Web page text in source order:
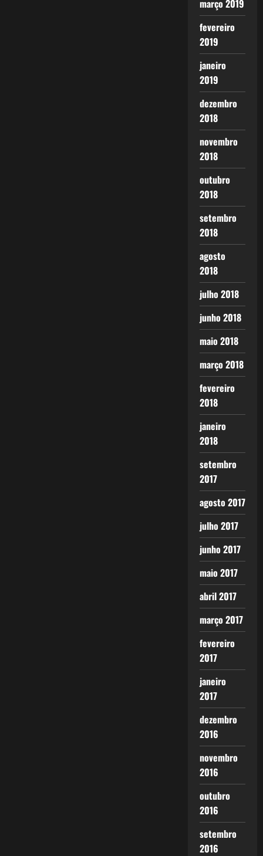
março 2019
fevereiro
2019
janeiro
2019
dezembro
2018
novembro
2018
outubro
2018
setembro
2018
agosto
2018
julho 2018
junho 2018
maio 2018
março 2018
fevereiro
2018
janeiro
2018
setembro
2017
agosto 2017
julho 2017
junho 2017
maio 2017
abril 2017
março 2017
fevereiro
2017
janeiro
2017
dezembro
2016
novembro
2016
outubro
2016
setembro
2016